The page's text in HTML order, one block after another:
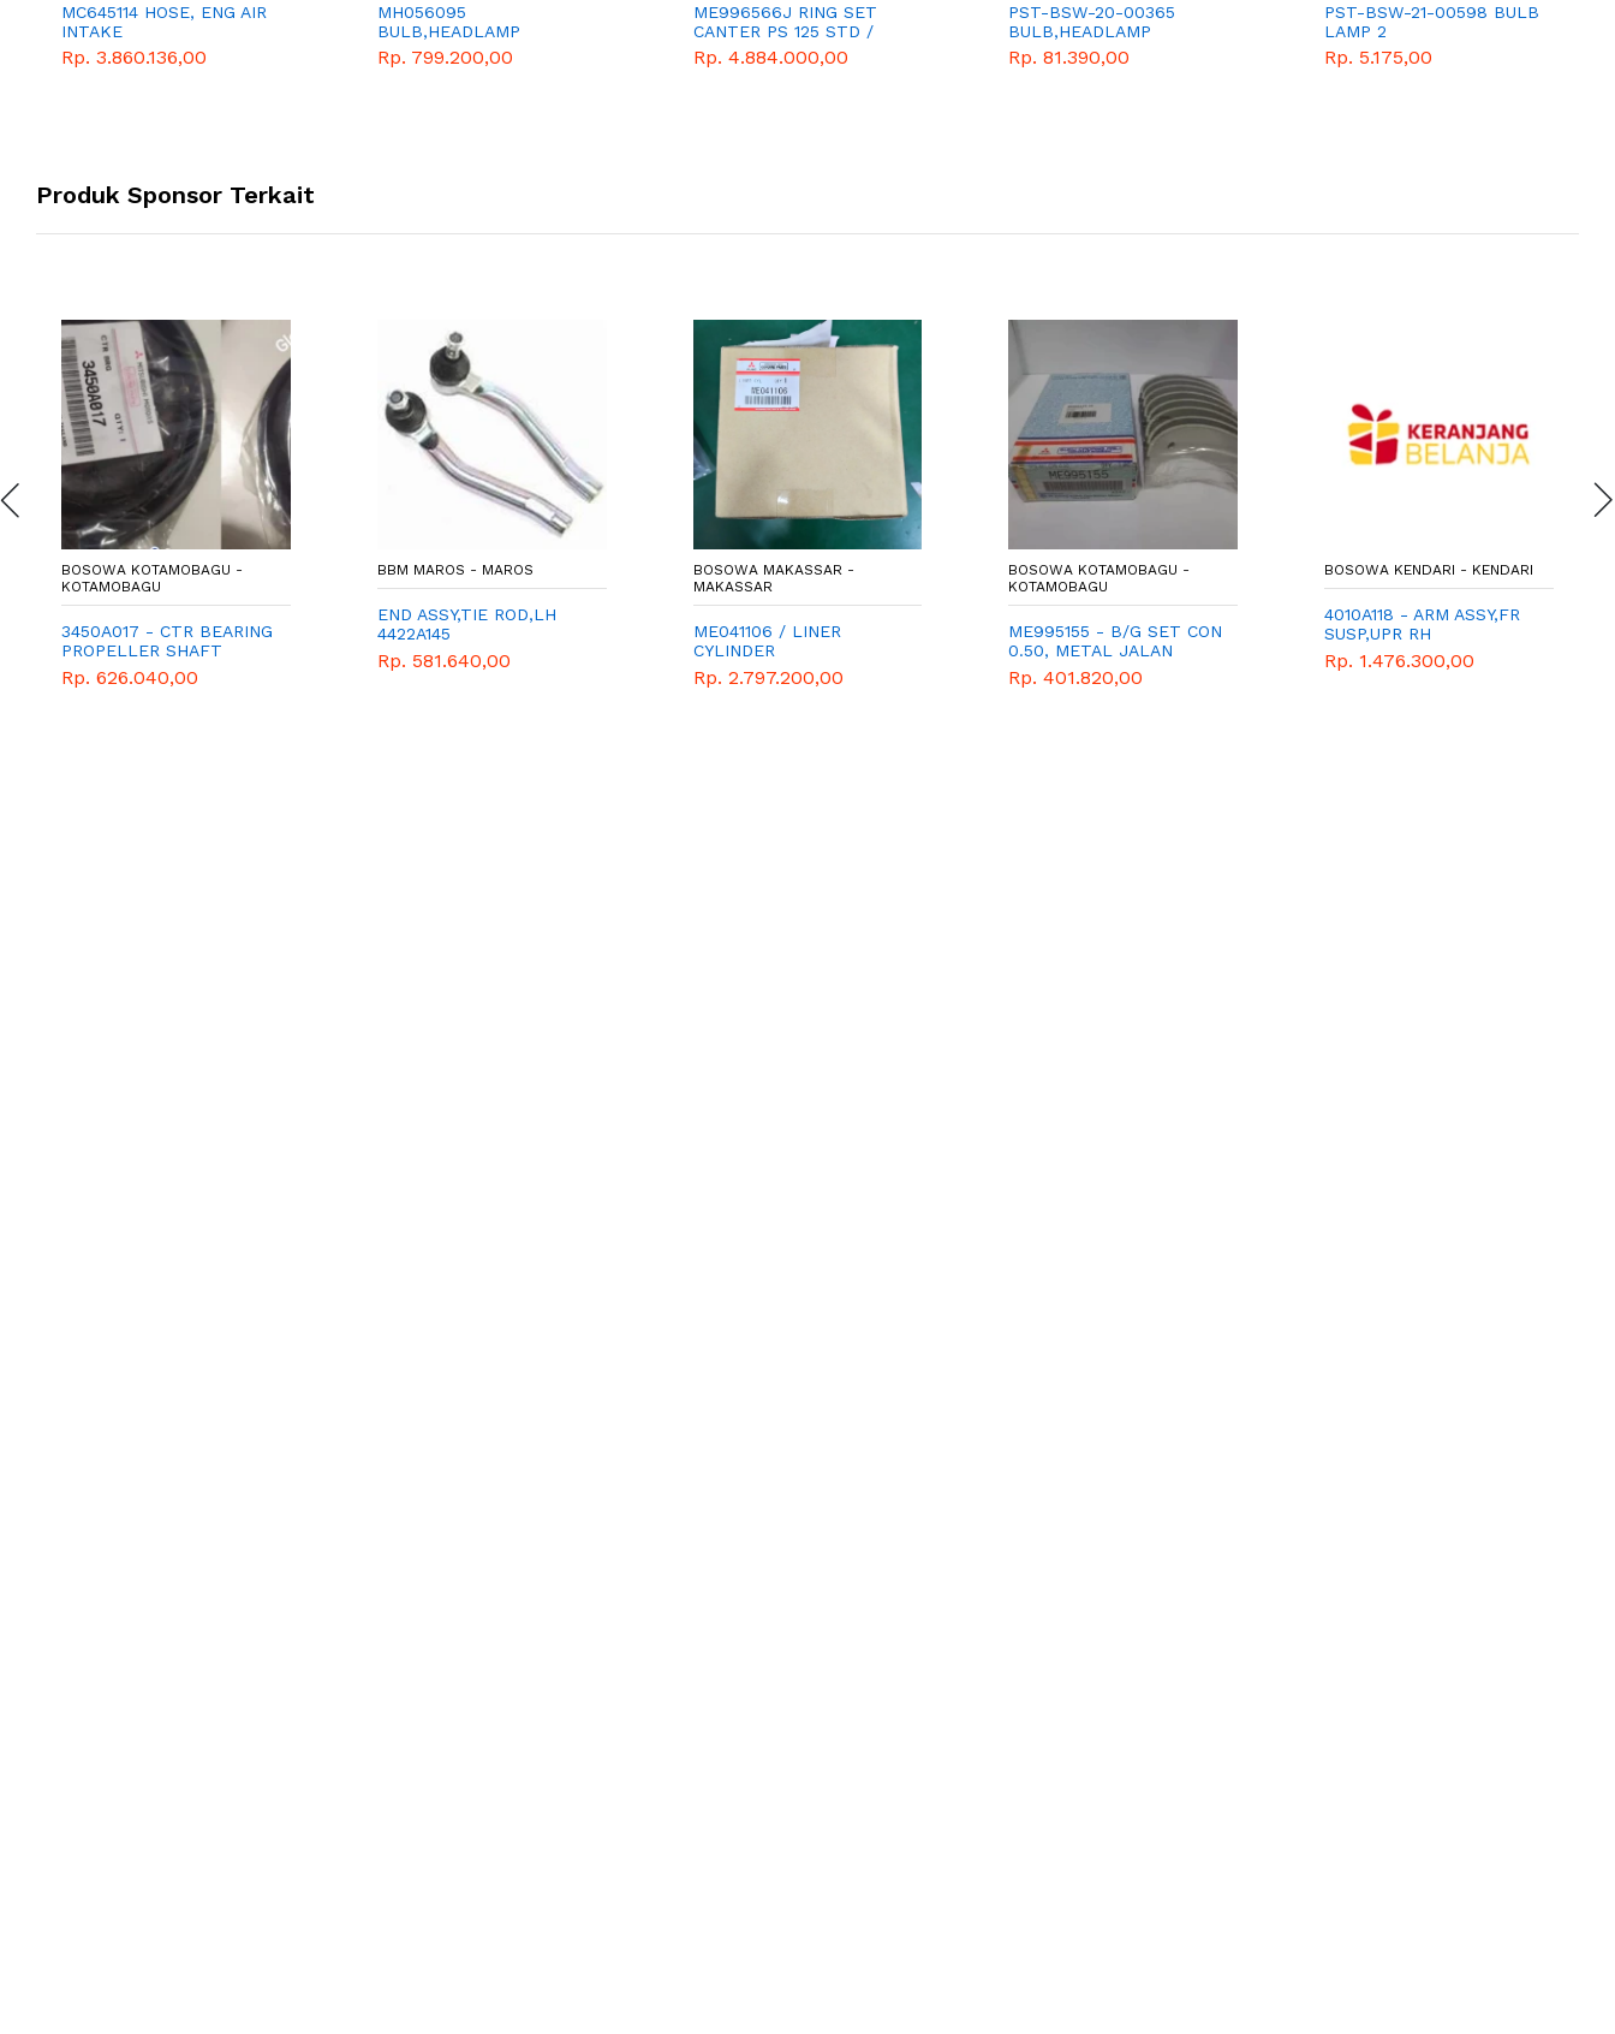
MC645114 HOSE, ENG AIR
INTAKE
Rp. 3.860.136,00
MH056095
BULB,HEADLAMP
Rp. 799.200,00
ME996566J RING SET
CANTER PS 125 STD /
RING SEHER
Rp. 4.884.000,00
PST-BSW-20-00365
BULB,HEADLAMP
Rp. 81.390,00
PST-BSW-21-00598 BULB
LAMP 2
Rp. 5.175,00
Produk Sponsor Terkait
BOSOWA KOTAMOBAGU -
KOTAMOBAGU
3450A017 - CTR BEARING
PROPELLER SHAFT
Rp. 626.040,00
BBM MAROS - MAROS
END ASSY,TIE ROD,LH
4422A145
Rp. 581.640,00
BOSOWA MAKASSAR -
MAKASSAR
ME041106 / LINER
CYLINDER
Rp. 2.797.200,00
BOSOWA KOTAMOBAGU -
KOTAMOBAGU
ME995155 - B/G SET CON
0.50, METAL JALAN
CANTER 0.50
Rp. 401.820,00
BOSOWA KENDARI - KENDARI
4010A118 - ARM ASSY,FR
SUSP,UPR RH
Rp. 1.476.300,00